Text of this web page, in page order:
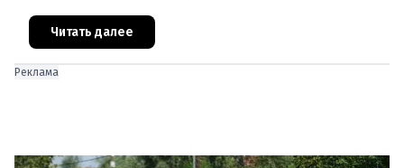
уроженец Украины, ранее судимый за грабёж,
оказал ожесточённое сопротивле
Читать далее
Реклама